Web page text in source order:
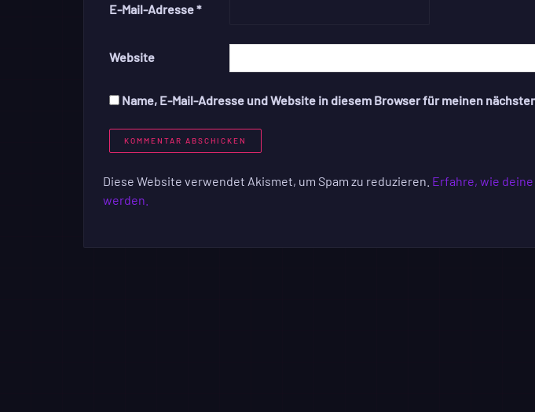
E-Mail-Adresse*
Website
Name, E-Mail-Adresse und Website in diesem Browser für meinen
Diese Website verwendet Akismet, um Spam zu reduzieren. Erfahre, wie
werden.